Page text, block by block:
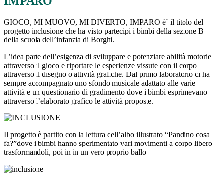
GIOCO, MI MUOVO, MI DIVERTO, IMPARO è¨ il titolo del
progetto inclusione che ha visto partecipi i bimbi della sezione B
della scuola dell’infanzia di Borghi.
L’idea parte dell’esigenza di sviluppare e potenziare abilità motorie
attraverso il gioco e riportare le esperienze vissute con il corpo
attraverso il disegno o attività grafiche. Dal primo laboratorio ci ha
sempre accompagnato uno sfondo musicale adattato alle varie
attività e un questionario di gradimento dove i bimbi esprimevano
attraverso l’elaborato grafico le attività proposte.
Il progetto è partito con la lettura dell’albo illustrato “Pandino cosa
fa?”dove i bimbi hanno sperimentato vari movimenti a corpo libero
trasformandoli, poi in in un vero proprio ballo.